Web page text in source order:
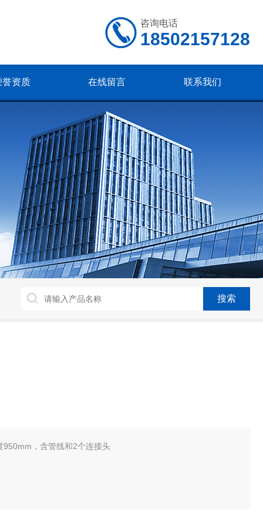
咨询电话
18502157128
誉资质 在线留言 联系我们
，含管线和2个连接头